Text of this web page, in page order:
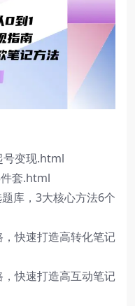
号变现.html
套.html
库，3大核心方法6个
快速打造高转化笔记
快速打造高互动笔记